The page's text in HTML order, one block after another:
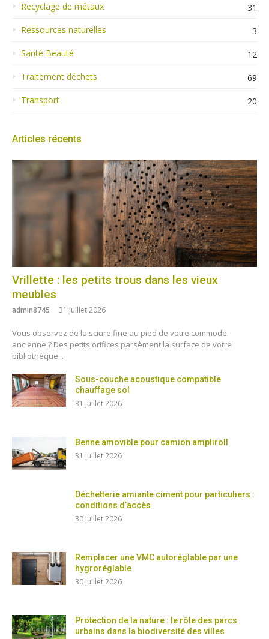
Recyclage de métaux
31
Ressources naturelles
3
Santé Beauté
12
Traitement déchets
69
Transport
20
Articles récents
Vrillette : les petits trous dans les vieux
meubles
admin8745 31 juillet 2026
Vous observez de la sciure fine au pied de votre commode
ancienne ? Des petits orifices parsèment la surface de votre
bibliothèque...
Sous-couche acoustique compatible
chauffage sol
31 juillet 2026
Benne amovible pour camion ampliroll
31 juillet 2026
Déchetterie amiante ciment pour particuliers :
conditions d’accès
30 juillet 2026
Remplacer une VMC autoréglable par une
hygroréglable
30 juillet 2026
Protection de la nature : le rôle des parcs
urbains dans la biodiversité des villes